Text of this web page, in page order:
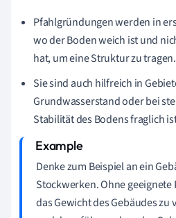
Pfahlgründungen werden in
wo der Boden weich ist und
hat, um eine Struktur zu tragen.
Sie sind auch hilfreich in
Grundwasserstand oder bei
Stabilität des Bodens fraglich
Denke zum Beispiel an ein
Stockwerken. Ohne
das Gewicht des Gebäudes zu